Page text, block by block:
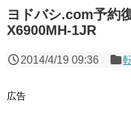
ヨドバシ.com予約
X6900MH-1JR
2014/4/19 09:36
広告